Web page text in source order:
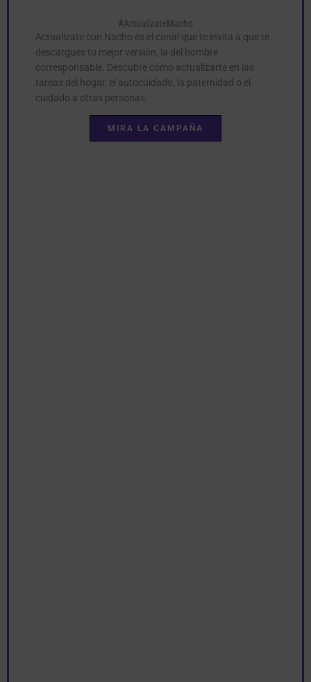
#ActualízateMacho
Actualízate con Nacho es el canal que te invita a que te
descargues tu mejor versión, la del hombre
corresponsable. Descubre cómo actualizarte en las
tareas del hogar, el autocuidado, la paternidad o el
cuidado a otras personas.
MIRA LA CAMPAÑA